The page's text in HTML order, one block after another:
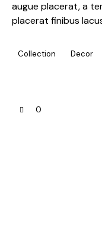
augue placerat, a
placerat finibus
Collection Decor
0